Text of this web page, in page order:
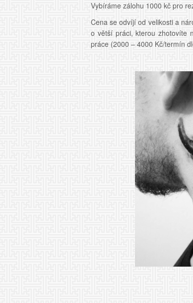
Vybíráme zálohu 1000 kč pro
Cena se odvíjí od velikosti a
o větší práci, kterou zhotovíte
práce (2000 – 4000 Kč/termín